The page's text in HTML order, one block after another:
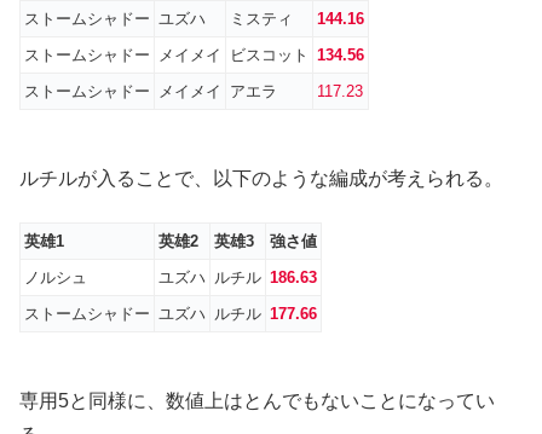
ストームシャドー ユズハ ミスティ
144.16
ストームシャドー
メイメイ ビスコット
134.56
ストームシャドー
メイメイ アエラ 117.23
ルチルが入ることで、以下のような編成が考えられる。
英雄1 英雄2 英雄3
強さ値
ノルシュ
ユズハ ルチル 186.63
ストームシャドー ユズハ ルチル 177.66
専用5と同様に、数値上はとんでもないことになってい